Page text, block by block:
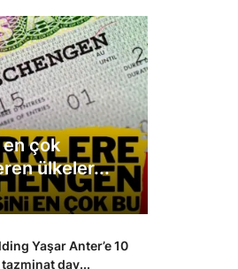
çok
ülkeler...
Yaşar Anter’e 10
dav...